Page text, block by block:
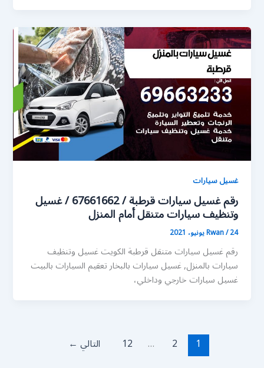
غسيل سيارات
رقم غسيل سيارات قرطبة / 67661662 / غسيل
وتنظيف سيارات متنقل أمام المنزل
Rwan/24 يونيو، 2021
رقم غسيل سيارات متنقل قرطبة الكويت غسيل وتنظيف
سيارات بالمنزل, غسيل سيارات بالبخار تعقيم السيارات بالبيت
غسيل سيارات خارجي وداخلي،
1
2
…
12 التالي ←